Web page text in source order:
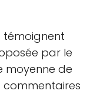
témoignent
par le
moyenne de
commentaires